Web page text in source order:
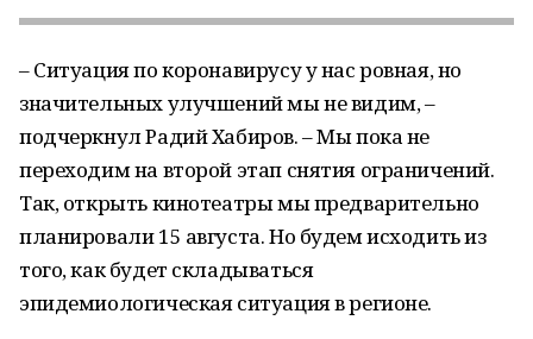
– Ситуация по коронавирусу у нас ровная, но
значительных улучшений мы не видим, –
подчеркнул Радий Хабиров. – Мы пока не
переходим на второй этап снятия ограничений.
Так, открыть кинотеатры мы предварительно
планировали 15 августа. Но будем исходить из
того, как будет складываться
эпидемиологическая ситуация в регионе.